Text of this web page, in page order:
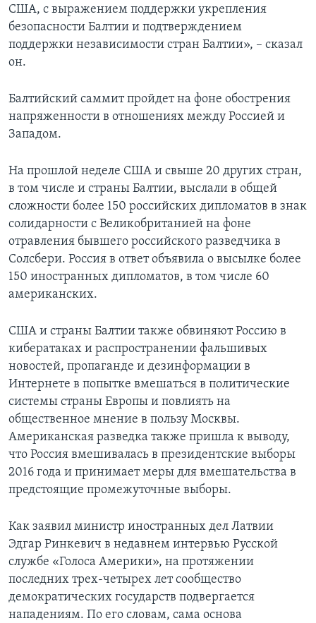
США, с выражением поддержки укрепления
безопасности Балтии и подтверждением
поддержки независимости стран Балтии», – сказал
он.
Балтийский саммит пройдет на фоне обострения
напряженности в отношениях между Россией и
Западом.
На прошлой неделе США и свыше 20 других стран,
в том числе и страны Балтии, выслали в общей
сложности более 150 российских дипломатов в знак
солидарности с Великобританией на фоне
отравления бывшего российского разведчика в
Солсбери. Россия в ответ объявила о высылке более
150 иностранных дипломатов, в том числе 60
американских.
США и страны Балтии также обвиняют Россию в
кибератаках и распространении фальшивых
новостей, пропаганде и дезинформации в
Интернете в попытке вмешаться в политические
системы страны Европы и повлиять на
общественное мнение в пользу Москвы.
Американская разведка также пришла к выводу,
что Россия вмешивалась в президентские выборы
2016 года и принимает меры для вмешательства в
предстоящие промежуточные выборы.
Как заявил министр иностранных дел Латвии
Эдгар Ринкевич в недавнем интервью Русской
службе «Голоса Америки», на протяжении
последних трех-четырех лет сообщество
демократических государств подвергается
нападениям. По его словам, сама основа